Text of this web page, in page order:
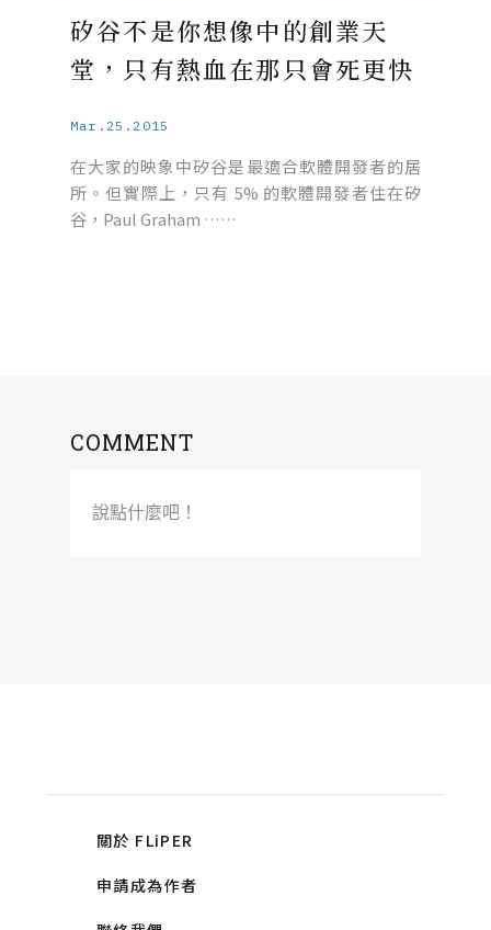
矽谷不是你想像中的創業天
堂，只有熱血在那只會死更快
Mar.25.2015
在大家的映象中矽谷是最適合軟體開發者的居
所。但實際上，只有 5% 的軟體開發者住在矽
谷，Paul Graham ……
COMMENT
說點什麼吧！
關於 FLiPER
申請成為作者